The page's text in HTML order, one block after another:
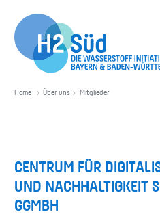
NETZWERK
H2 VERANSTALTUNGEN
Home Über uns Mitglieder
CENTRUM FÜR
UND NACHHALTIGKEIT
GGMBH